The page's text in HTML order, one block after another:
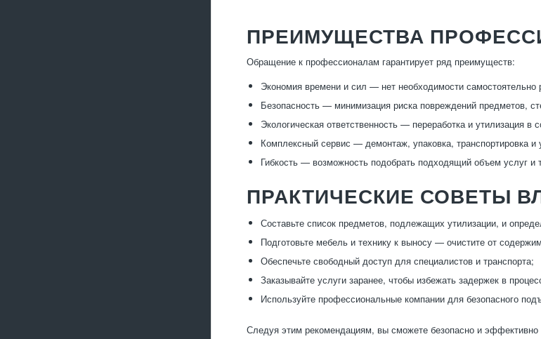
ПРЕИМУЩЕСТВА
Обращение к профессионалам гарантирует ряд преимуществ:
Экономия времени и сил — нет необходимости самостоятельно
Безопасность — минимизация риска повреждений предметов,
Экологическая ответственность — переработка и утилизация в
Комплексный сервис — демонтаж, упаковка, транспортировка и
Гибкость — возможность подобрать подходящий объем услуг и
ПРАКТИЧЕСКИЕ СОВЕТЫ
Составьте список предметов, подлежащих утилизации, и
Подготовьте мебель и технику к выносу — очистите от
Обеспечьте свободный доступ для специалистов и транспорта;
Заказывайте услуги заранее, чтобы избежать задержек в
Используйте профессиональные компании для безопасного
Следуя этим рекомендациям, вы сможете безопасно и эффективно